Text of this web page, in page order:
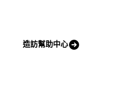
造訪幫助中心